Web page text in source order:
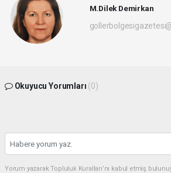
M.Dilek Demirkan
Okuyucu Yorumları (0)
Yorum yazarak Topluluk Kuralları’nı kabul etmiş